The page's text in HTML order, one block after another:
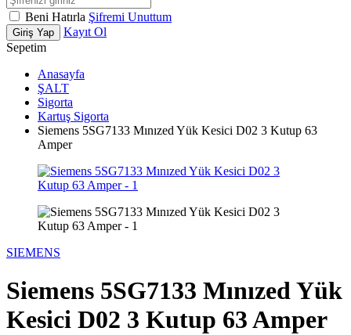
Beni Hatırla Şifremi Unuttum
Giriş Yap
Kayıt Ol
Sepetim
Anasayfa
ŞALT
Sigorta
Kartuş Sigorta
Siemens 5SG7133 Mınızed Yük Kesici D02 3 Kutup 63
Amper
SIEMENS
Siemens 5SG7133 Mınızed Yük
Kesici D02 3 Kutup 63 Amper